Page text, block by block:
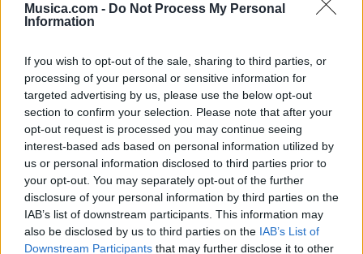
Musica.com - Do Not Process My Personal
Information
If you wish to opt-out of the sale, sharing to third parties, or
processing of your personal or sensitive information for
targeted advertising by us, please use the below opt-out
section to confirm your selection. Please note that after your
opt-out request is processed you may continue seeing
interest-based ads based on personal information utilized by
us or personal information disclosed to third parties prior to
your opt-out. You may separately opt-out of the further
disclosure of your personal information by third parties on the
IAB’s list of downstream participants. This information may
also be disclosed by us to third parties on the IAB’s List of
Downstream Participants that may further disclose it to other